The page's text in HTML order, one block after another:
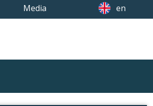
Media en